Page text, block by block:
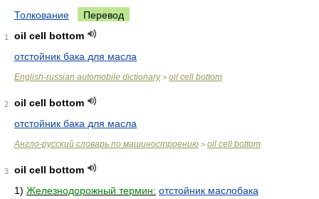
Толкование Перевод
1
oil cell bottom
отстойник бака для масла
English-russian automobile dictionary> oil cell bottom
2
oil cell bottom
отстойник бака для масла
Англо-русский словарь по машиностроению > oil cell bottom
3
oil cell bottom
1) Железнодорожный термин: отстойник маслобака